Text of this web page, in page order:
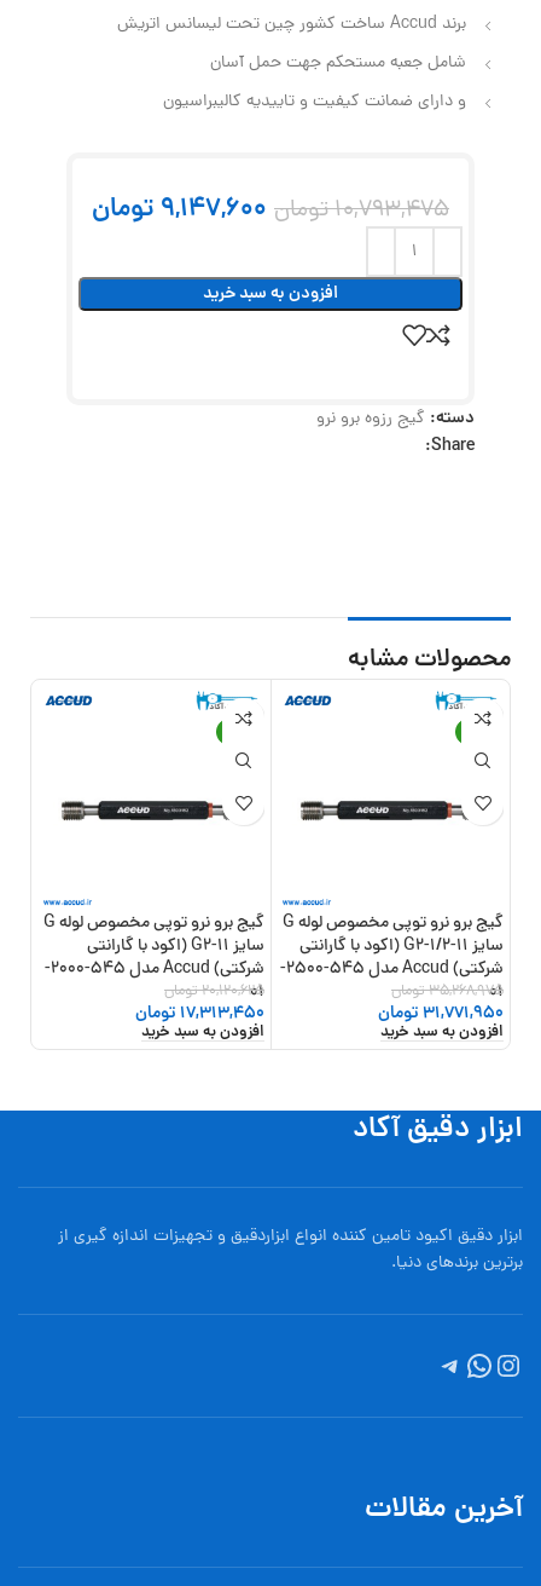
برند Accud ساخت کشور چین تحت لیسانس اتریش
شامل جعبه مستحکم جهت حمل آسان
و دارای ضمانت کیفیت و تاییدیه کالیبراسیون
10,793,475تومان 9,147,600 تومان
افزودن به سبد خرید
دسته: گیج رزوه برو نرو
Share:
محصولات مشابه
-10%
گیج برو نرو توپی مخصوص لوله G
سایز G2-1/2-11 (اکود با گارانتی
شرکتی) Accud مدل 545-2500-
01
35,268,975تومان
31,771,950تومان
افزودن به سبد خرید
-14%
گیج برو نرو توپی مخصوص لوله G
سایز G2-11 (اکود با گارانتی
شرکتی) Accud مدل 545-2000-
01
20,120,625تومان
17,313,450 تومان
افزودن به سبد خرید
ابزار دقیق آکاد
ابزار دقیق اکیود تامین کننده انواع ابزاردقيق و تجهيزات اندازه گیری از
برترین برندهای دنیا.
آخرین مقالات